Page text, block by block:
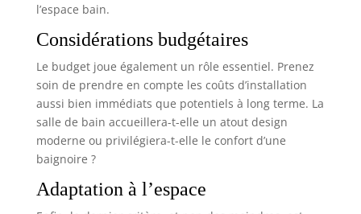
l’espace bain.
Considérations budgétaires
Le budget joue également un rôle essentiel. Prenez
soin de prendre en compte les coûts d’installation
aussi bien immédiats que potentiels à long terme. La
salle de bain accueillera-t-elle un atout design
moderne ou privilégiera-t-elle le confort d’une
baignoire ?
Adaptation à l’espace